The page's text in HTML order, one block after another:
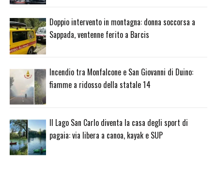
Doppio intervento in montagna: donna soccorsa a
Sappada, ventenne ferito a Barcis
Incendio tra Monfalcone e San Giovanni di Duino:
fiamme a ridosso della statale 14
Il Lago San Carlo diventa la casa degli sport di
pagaia: via libera a canoa, kayak e SUP